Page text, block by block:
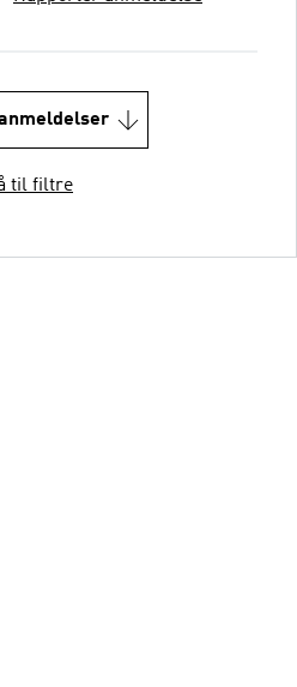
til filtre